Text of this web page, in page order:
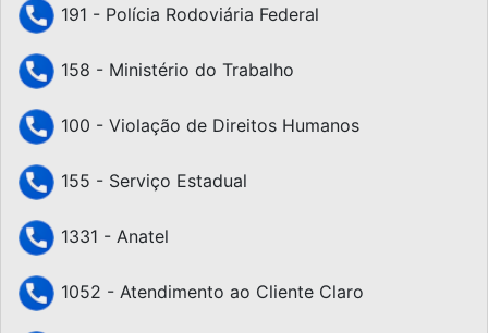
191 - Polícia Rodoviária Federal
158 - Ministério do Trabalho
100 - Violação de Direitos Humanos
155 - Serviço Estadual
1331 - Anatel
1052 - Atendimento ao Cliente Claro